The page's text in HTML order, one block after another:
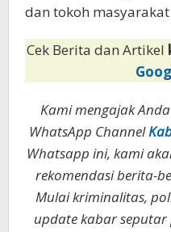
dan tokoh
Cek Berita dan Artikel
Kami mengajak
WhatsApp Channel
Whatsapp ini, kami
rekomendasi berita-
Mulai kriminalitas,
update kabar